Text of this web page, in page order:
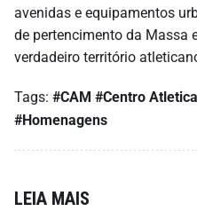
avenidas e equipamentos
de pertencimento da Massa
verdadeiro território
Tags: #CAM #Centro
#Homenagens
LEIA MAIS